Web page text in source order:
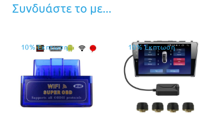
Συνδυάστε το με...
10% Έκπτωση 10% Έκπτωση